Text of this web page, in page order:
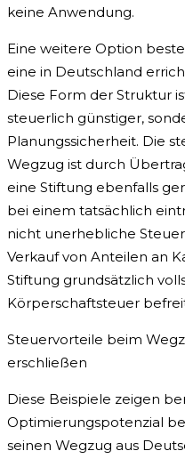
keine Anwendung.
Eine weitere Option
eine in Deutschland
Diese Form der Struktur
steuerlich günstiger,
Planungssicherheit. Die
Wegzug ist durch
eine Stiftung ebenfalls
bei einem tatsächlich
nicht unerhebliche
Verkauf von Anteilen an
Stiftung grundsätzlich
Körperschaftsteuer
Steuervorteile beim
erschließen
Diese Beispiele zeigen
Optimierungspotenzial
seinen Wegzug aus